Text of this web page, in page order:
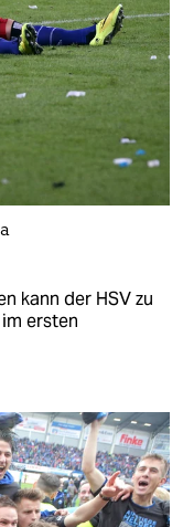
kann der HSV zu
ersten